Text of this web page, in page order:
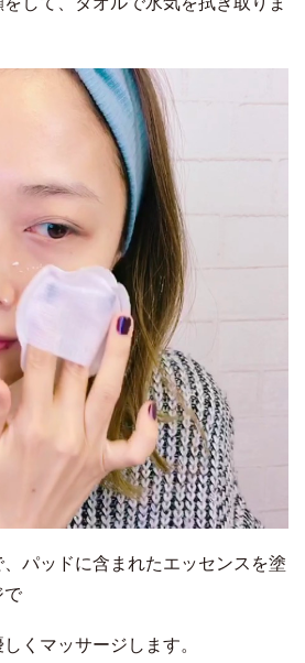
パッドに含まれたエッセンスを塗
で
くマッサージします。